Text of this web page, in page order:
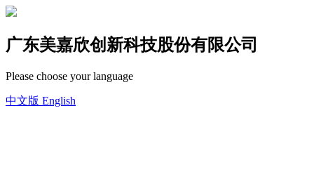
广东美嘉欣创新科技股份有限公司
Please choose your language
中文版 English